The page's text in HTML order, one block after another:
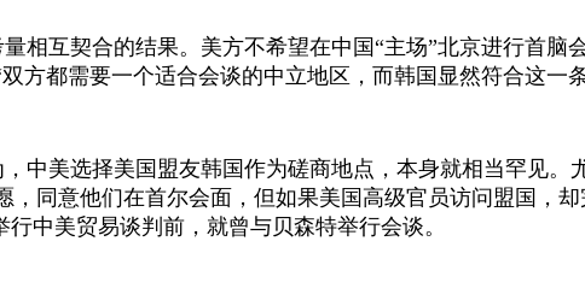
相互契合的结果。美方不希望在中国“主场”北京进行首
方都需要一个适合会谈的中立地区，而韩国显然符合这一条
中美选择美国盟友韩国作为磋商地点，本身就相当罕见
，同意他们在首尔会面，但如果美国高级官员访问盟国，
行中美贸易谈判前，就曾与贝森特举行会谈。